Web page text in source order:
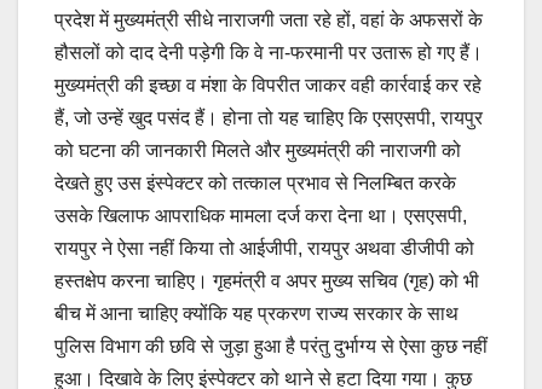
प्रदेश में मुख्यमंत्री सीधे नाराजगी जता रहे हों, वहां के अफसरों के
हौसलों को दाद देनी पड़ेगी कि वे ना-फरमानी पर उतारू हो गए हैं।
मुख्यमंत्री की इच्छा व मंशा के विपरीत जाकर वही कार्रवाई कर रहे
हैं, जो उन्हें खुद पसंद हैं। होना तो यह चाहिए कि एसएसपी, रायपुर
को घटना की जानकारी मिलते और मुख्यमंत्री की नाराजगी को
देखते हुए उस इंस्पेक्टर को तत्काल प्रभाव से निलम्बित करके
उसके खिलाफ आपराधिक मामला दर्ज करा देना था। एसएसपी,
रायपुर ने ऐसा नहीं किया तो आईजीपी, रायपुर अथवा डीजीपी को
हस्तक्षेप करना चाहिए। गृहमंत्री व अपर मुख्य सचिव (गृह) को भी
बीच में आना चाहिए क्योंकि यह प्रकरण राज्य सरकार के साथ
पुलिस विभाग की छवि से जुड़ा हुआ है परंतु दुर्भाग्य से ऐसा कुछ नहीं
हुआ। दिखावे के लिए इंस्पेक्टर को थाने से हटा दिया गया। कुछ